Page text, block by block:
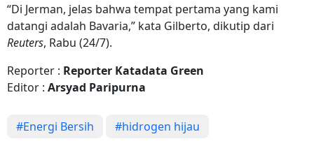
“Di Jerman, jelas bahwa tempat pertama yang kami
datangi adalah Bavaria,” kata Gilberto, dikutip dari
Reuters, Rabu (24/7).
Reporter : Reporter Katadata Green
Editor : Arsyad Paripurna
#Energi Bersih #hidrogen hijau